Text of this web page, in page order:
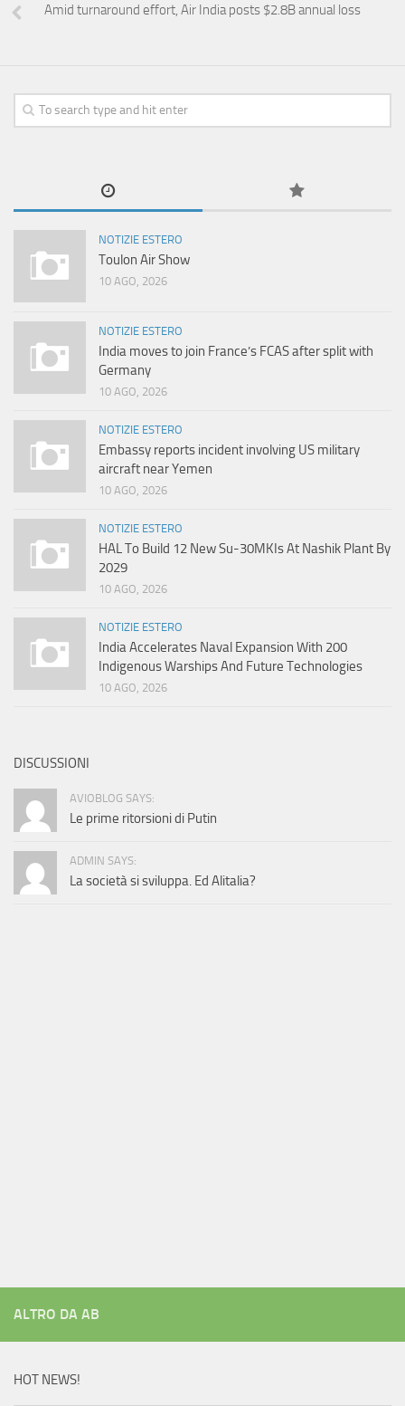
Amid turnaround effort, Air India posts $2.8B annual loss
NOTIZIE ESTERO
Toulon Air Show
10 AGO, 2026
NOTIZIE ESTERO
India moves to join France’s FCAS after split with
Germany
10 AGO, 2026
NOTIZIE ESTERO
Embassy reports incident involving US military
aircraft near Yemen
10 AGO, 2026
NOTIZIE ESTERO
HAL To Build 12 New Su-30MKIs At Nashik Plant By
2029
10 AGO, 2026
NOTIZIE ESTERO
India Accelerates Naval Expansion With 200
Indigenous Warships And Future Technologies
10 AGO, 2026
DISCUSSIONI
AVIOBLOG SAYS:
Le prime ritorsioni di Putin
ADMIN SAYS:
La società si sviluppa. Ed Alitalia?
ALTRO DA AB
HOT NEWS!